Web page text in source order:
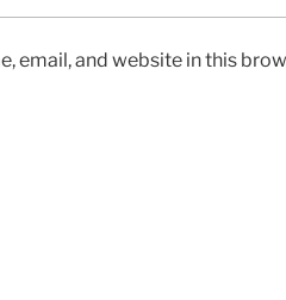
email, and website in this